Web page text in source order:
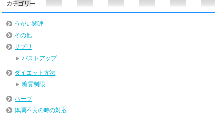
カテゴリー
うがい関連
その他
サプリ
バストアップ
ダイエット方法
糖質制限
ハーブ
体調不良の時の対応